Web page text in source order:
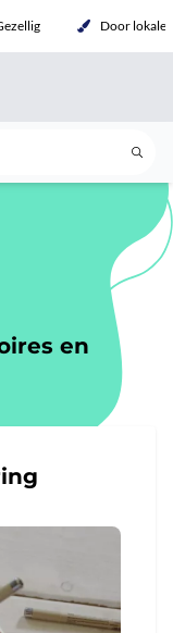
Door lokale
en